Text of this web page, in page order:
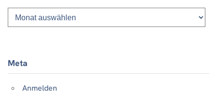
Monatsliste
vergangener
Beiträge
Meta
Anmelden